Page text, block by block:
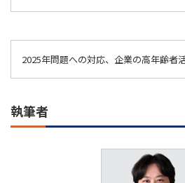
2025年問題への対応、企業の高年齢者
執筆者